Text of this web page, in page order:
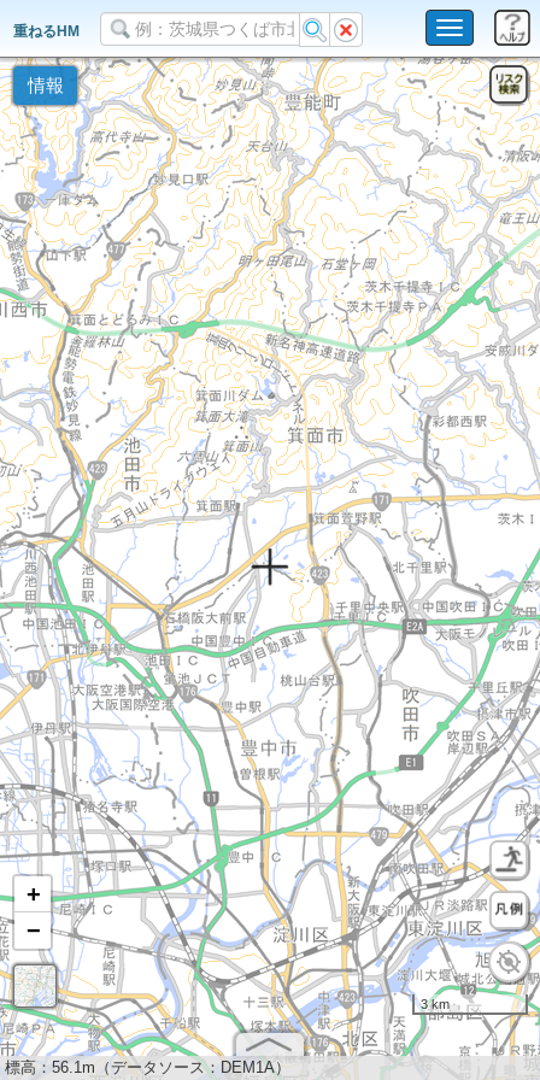
Toggle
navigation
重ねるHM
情報
+
−
3 km
標高： 56.1m（データソース：DEM1A）